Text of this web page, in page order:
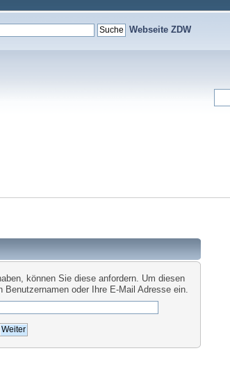
Webseite ZDW
können Sie diese anfordern. Um diesen
oder Ihre E-Mail Adresse ein.